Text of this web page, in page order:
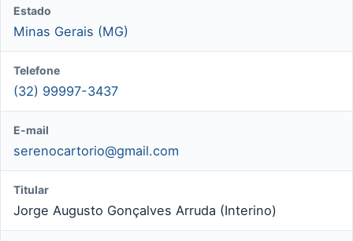
Estado
Minas Gerais (MG)
Telefone
(32) 99997-3437
E-mail
serenocartorio@gmail.com
Titular
Jorge Augusto Gonçalves Arruda (Interino)